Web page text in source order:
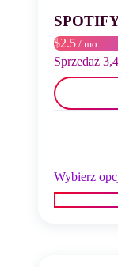
$2.5 / mo
Sprzedaż
Wybierz